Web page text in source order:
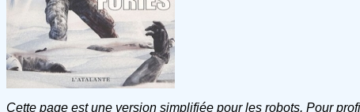
Cette page est une version simplifiée pour les robots. Pour